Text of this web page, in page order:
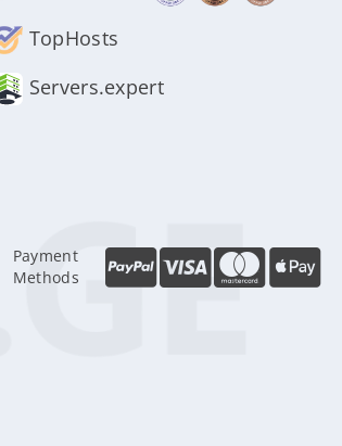
TopHosts
Servers.expert
Payment
Methods